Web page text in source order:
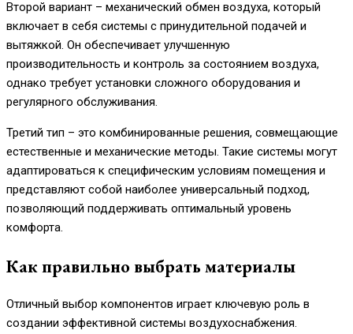
Второй вариант – механический обмен воздуха, который
включает в себя системы с принудительной подачей и
вытяжкой. Он обеспечивает улучшенную
производительность и контроль за состоянием воздуха,
однако требует установки сложного оборудования и
регулярного обслуживания.
Третий тип – это комбинированные решения, совмещающие
естественные и механические методы. Такие системы могут
адаптироваться к специфическим условиям помещения и
представляют собой наиболее универсальный подход,
позволяющий поддерживать оптимальный уровень
комфорта.
Как правильно выбрать материалы
Отличный выбор компонентов играет ключевую роль в
создании эффективной системы воздухоснабжения.